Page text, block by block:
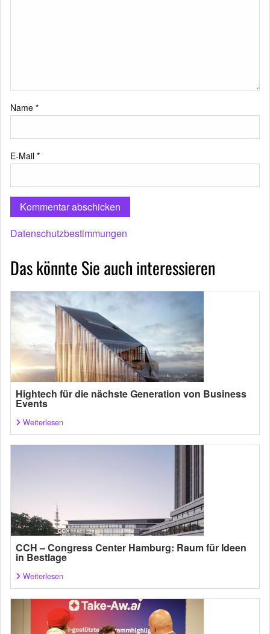
Name *
E-Mail *
Datenschutzbestimmungen
Das könnte Sie auch interessieren
Hightech für die nächste Generation von Business
Events
Weiterlesen
CCH – Congress Center Hamburg: Raum für Ideen
in Bestlage
Weiterlesen